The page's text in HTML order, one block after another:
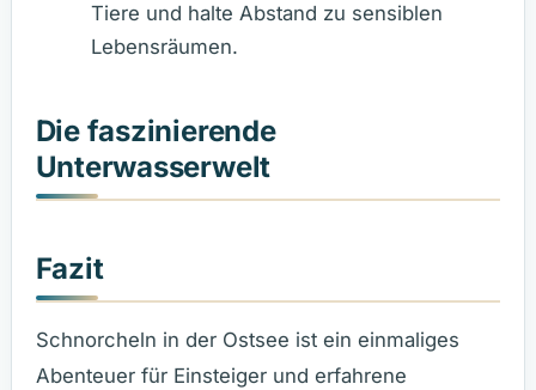
Tiere und halte Abstand zu sensiblen
Lebensräumen.
Die faszinierende
Unterwasserwelt
Fazit
Schnorcheln in der Ostsee ist ein einmaliges
Abenteuer für Einsteiger und erfahrene